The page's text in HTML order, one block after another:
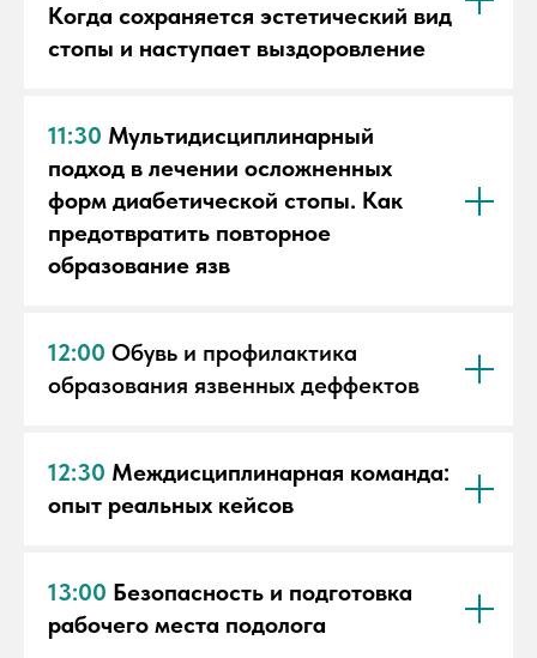
Когда сохраняется эстетический вид
стопы и наступает выздоровление
11:30 Мультидисциплинарный
подход в лечении осложненных
форм диабетической стопы. Как
предотвратить повторное
образование язв
12:00 Обувь и профилактика
образования язвенных деффектов
12:30 Междисциплинарная команда:
опыт реальных кейсов
13:00 Безопасность и подготовка
рабочего места подолога